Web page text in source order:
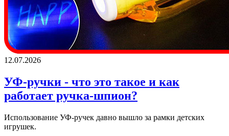
12.07.2026
УФ-ручки - что это такое и как
работает ручка-шпион?
Использование УФ-ручек давно вышло за рамки детских
игрушек.